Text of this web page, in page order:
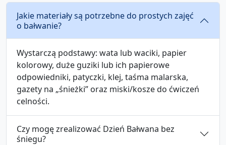
Jakie materiały są potrzebne do prostych zajęć
o bałwanie?
Wystarczą podstawy: wata lub waciki, papier
kolorowy, duże guziki lub ich papierowe
odpowiedniki, patyczki, klej, taśma malarska,
gazety na „śnieżki” oraz miski/kosze do ćwiczeń
celności.
Czy mogę zrealizować Dzień Bałwana bez
śniegu?